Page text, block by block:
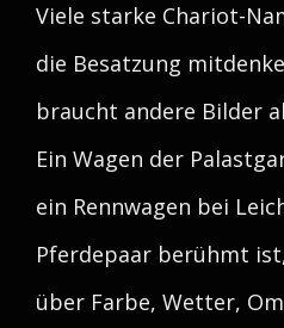
Viele starke Chariot-
die Besatzung
braucht andere Bilder
Ein Wagen der
ein Rennwagen bei
Pferdepaar berühmt
über Farbe, Wetter,